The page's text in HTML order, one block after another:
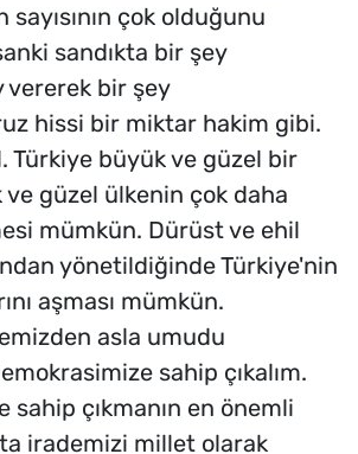
sayısının çok olduğunu
sandıkta bir şey
vererek bir şey
hissi bir miktar hakim gibi.
Türkiye büyük ve güzel bir
ve güzel ülkenin çok daha
mümkün. Dürüst ve ehil
yönetildiğinde Türkiye'nin
aşması mümkün.
asla umudu
sahip çıkalım.
sahip çıkmanın en önemli
irademizi millet olarak